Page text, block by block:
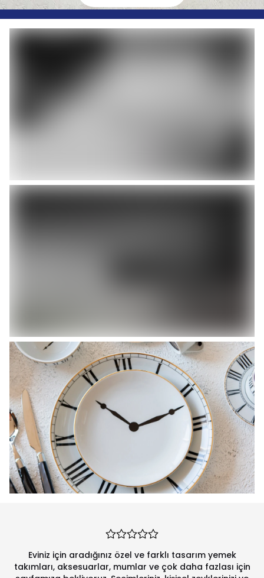
Eviniz için aradığınız özel ve farklı tasarım yemek
takımları, aksesuarlar, mumlar ve çok daha fazlası için